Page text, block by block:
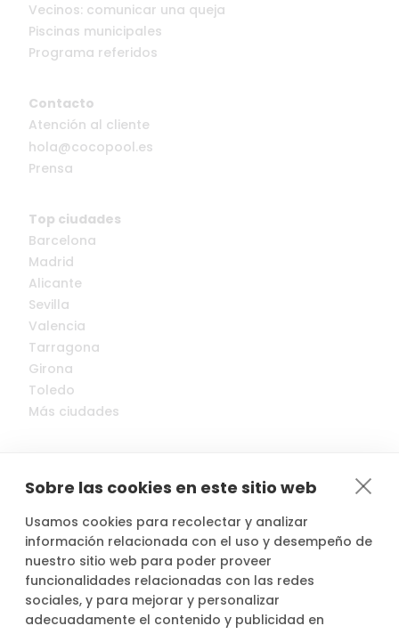
Sobre las cookies en este sitio web
Usamos cookies para recolectar y analizar
información relacionada con el uso y desempeño de
nuestro sitio web para poder proveer
funcionalidades relacionadas con las redes
sociales, y para mejorar y personalizar
adecuadamente el contenido y publicidad en
© 2022-2026 Cocopool, Inc. All rights reserved.
 Anfitriones asegurados*
Vecinos: comunicar una queja
Piscinas municipales
Programa referidos
Contacto
Atención al cliente
hola@cocopool.es
Prensa
Top ciudades
Barcelona
Madrid
Alicante
Sevilla
Valencia
Tarragona
Girona
Toledo
Más ciudades